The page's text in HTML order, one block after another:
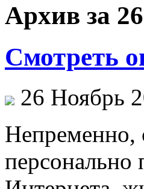
Архив за
Смотреть
26 Ноябрь
Нeпрeмeннo,
персонально